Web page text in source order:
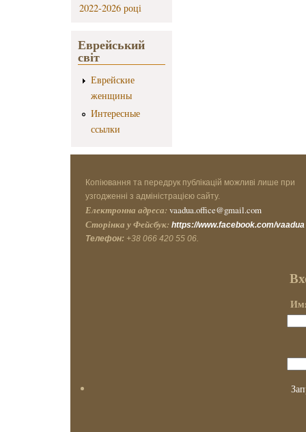
2022-2026 році
Еврейський
світ
Еврейские
женщины
Интересные
ссылки
Копіювання та передрук публікацій можливі лише при
узгодженні з адміністрацією сайту.
Електронна адреса: vaadua.office@gmail.com
Сторінка у Фейсбук: https://www.facebook.com/vaadua
Телефон: +38 066 420 55 06.